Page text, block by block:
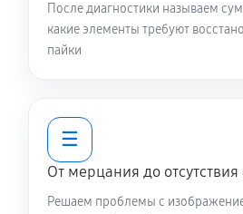
После диагностики называем
какие элементы требуют
пайки
☰
От мерцания до отсутствия
Решаем проблемы с